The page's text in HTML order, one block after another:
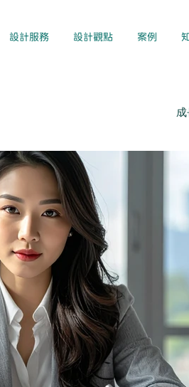
設計服務 設計觀點 案例